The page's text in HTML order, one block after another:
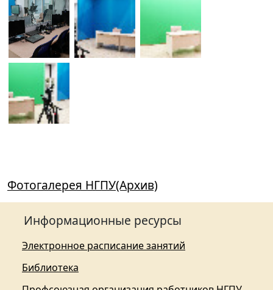
Фотогалерея НГПУ(Архив)
Информационные ресурсы
Электронное расписание занятий
Библиотека